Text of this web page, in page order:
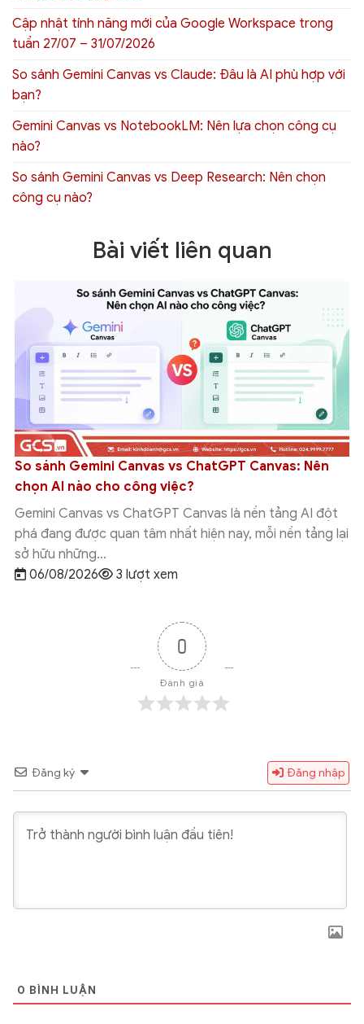
Cập nhật tính năng mới của Google Workspace trong
tuần 27/07 – 31/07/2026
So sánh Gemini Canvas vs Claude: Đâu là AI phù hợp với
bạn?
Gemini Canvas vs NotebookLM: Nên lựa chọn công cụ
nào?
So sánh Gemini Canvas vs Deep Research: Nên chọn
công cụ nào?
Bài viết liên quan
Cập nhật tính năng mới của Google Workspace
trong tuần 27/07 – 31/07/2026
Trong tuần 27/07 - 31/07/2026, Google tiếp tục bổ sung
nhiều tính năng mới của Google Workspace nhằm tối ưu
cách người dùng làm việc,...
05/08/2026
12 lượt xem
0
Đánh giá
Đăng ký Đăng nhập
0 BÌNH LUẬN